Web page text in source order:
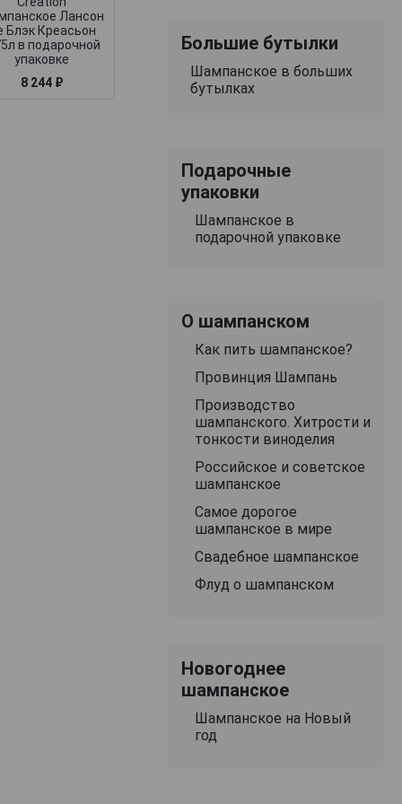
Лансон
Блэк Креасьон
в подарочной
упаковке
8 244 ₽
8 208 ₽
Большие бутылки
Шампанское в больших
бутылках
Подарочные
упаковки
Шампанское в
подарочной упаковке
О шампанском
Как пить шампанское?
Провинция Шампань
Производство
шампанского. Хитрости и
тонкости виноделия
Российское и советское
шампанское
Самое дорогое
шампанское в мире
Свадебное шампанское
Флуд о шампанском
Новогоднее
шампанское
Шампанское на Новый
год